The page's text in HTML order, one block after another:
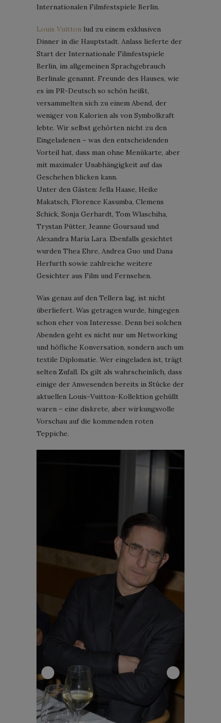
Internationalen Filmfestspiele Berlin.
Louis Vuitton lud zu einem exklusiven
Dinner in die Hauptstadt. Anlass lieferte der
Start der Internationale Filmfestspiele
Berlin, im allgemeinen Sprachgebrauch
Berlinale genannt. Freunde des Hauses, wie
es im PR-Deutsch so schön heißt,
versammelten sich zu einem Abend, der
weniger von Kalorien als von Symbolkraft
lebte. Wir selbst gehörten nicht zu den
Eingeladenen – was den entscheidenden
Vorteil hat, dass man ohne Menükarte, aber
mit maximaler Unabhängigkeit auf das
Geschehen blicken kann.
Unter den Gästen: Jella Haase, Heike
Makatsch, Florence Kasumba, Clemens
Schick, Sonja Gerhardt, Tom Wlaschiha,
Trystan Pütter, Jeanne Goursaud und
Alexandra Maria Lara. Ebenfalls gesichtet
wurden Thea Ehre, Andrea Guo und Dana
Herfurth sowie zahlreiche weitere
Gesichter aus Film und Fernsehen.
Was genau auf den Tellern lag, ist nicht
überliefert. Was getragen wurde, hingegen
schon eher von Interesse. Denn bei solchen
Abenden geht es nicht nur um Networking
und höfliche Konversation, sondern auch um
textile Diplomatie. Wer eingeladen ist, trägt
selten Zufall. Es gilt als wahrscheinlich, dass
einige der Anwesenden bereits in Stücke der
aktuellen Louis-Vuitton-Kollektion gehüllt
waren – eine diskrete, aber wirkungsvolle
Vorschau auf die kommenden roten
Teppiche.